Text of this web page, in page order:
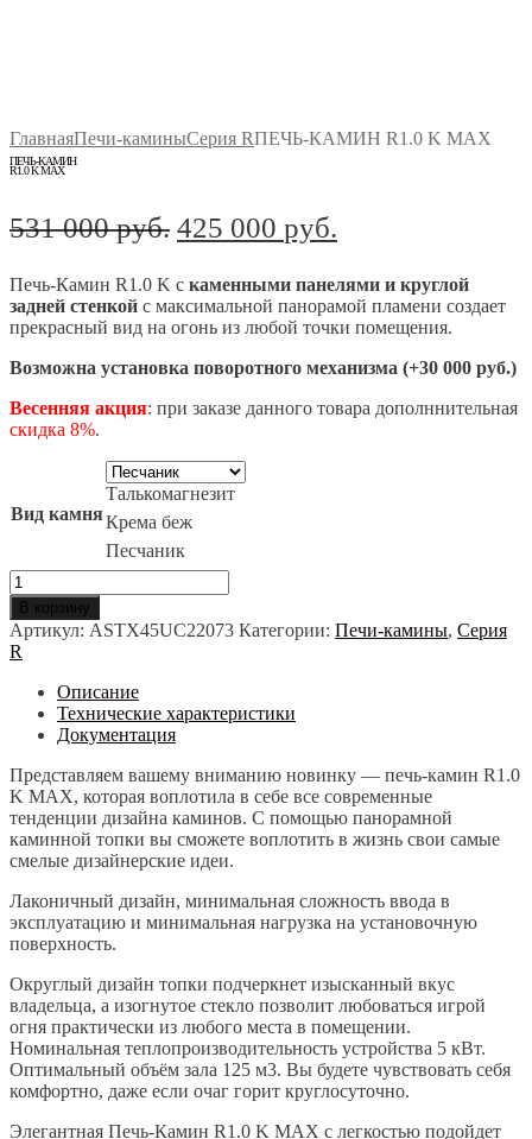
ГлавнаяПечи-каминыСерия RПЕЧЬ-КАМИН R1.0 K MAX
ПЕЧЬ-КАМИН
R1.0 K MAX
531 000руб. Первоначальная
составляла
531
000 руб..
425 000 руб.
425
000 руб..
Печь-Камин R1.0 K c каменными панелями и круглой
задней стенкой c максимальной панорамой пламени создает
прекрасный вид на огонь из любой точки помещения.
Возможна установка поворотного механизма (+30 000 руб.)
Весенняя акция: при заказе данного товара дополннительная
скидка 8%.
Вид камня
Талькомагнезит
Крема беж
Песчаник
Количество
товара
ПЕЧЬ-
КАМИН
R1.0
MAX
В корзину
Артикул: ASTX45UC22073 Категории: Печи-камины, Серия
R
Описание
Технические характеристики
Документация
Представляем вашему вниманию новинку — печь-камин R1.0
K MAX, которая воплотила в себе все современные
тенденции дизайна каминов. С помощью панорамной
каминной топки вы сможете воплотить в жизнь свои самые
смелые дизайнерские идеи.
Лаконичный дизайн, минимальная сложность ввода в
эксплуатацию и минимальная нагрузка на установочную
поверхность.
Округлый дизайн топки подчеркнет изысканный вкус
владельца, а изогнутое стекло позволит любоваться игрой
огня практически из любого места в помещении.
Номинальная теплопроизводительность устройства 5 кВт.
Оптимальный объём зала 125 м3. Вы будете чувствовать себя
комфортно, даже если очаг горит круглосуточно.
Элегантная Печь-Камин R1.0 K MAX с легкостью подойдет